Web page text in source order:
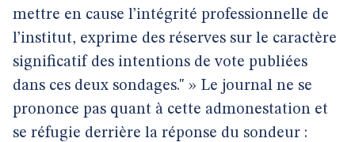
mettre en cause l’intégrité professionnelle de
l’institut, exprime des réserves sur le caractère
significatif des intentions de vote publiées
dans ces deux sondages." » Le journal ne se
prononce pas quant à cette admonestation et
se réfugie derrière la réponse du sondeur :